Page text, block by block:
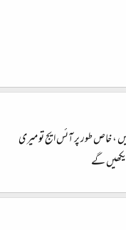
، خاص طور پر آئس ایج تو میری
گے